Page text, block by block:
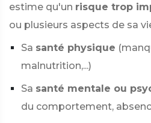
estime qu'un risque trop
ou plusieurs aspects de sa
Sa santé physique
malnutrition,...)
Sa santé mentale ou
du comportement,